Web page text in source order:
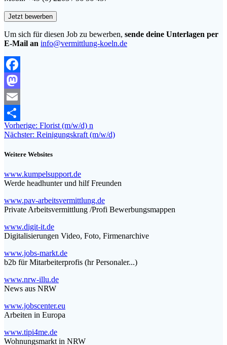
Um sich für diesen Job zu bewerben, sende deine Unterlagen per
E-Mail an info@vermittlung-koeln.de
Facebook
Mastodon
Email
Teilen
Beitragsnavigation
Vorherige: Vorheriger
Beitrag:
Florist (m/w/d) n
Nächster: Nächster
Reinigungskraft (m/w/d)
Weitere Websites
www.kumpelsupport.de
Werde headhunter und hilf Freunden
www.pav-arbeitsvermittlung.de
Private Arbeitsvermittlung /Profi Bewerbungsmappen
www.digit-it.de
Digitalisierungen Video, Foto, Firmenarchive
www.jobs-markt.de
b2b für Mitarbeiterprofis (hr Personaler...)
www.nrw-illu.de
News aus NRW
www.jobscenter.eu
Arbeiten in Europa
www.tipi4me.de
Wohnungsmarkt in NRW